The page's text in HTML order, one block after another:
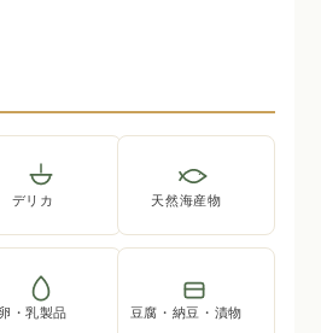
デリカ 天然海産物
卵・乳製品 豆腐・納豆・漬物